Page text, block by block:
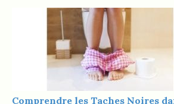
Comprendre les Taches Noires